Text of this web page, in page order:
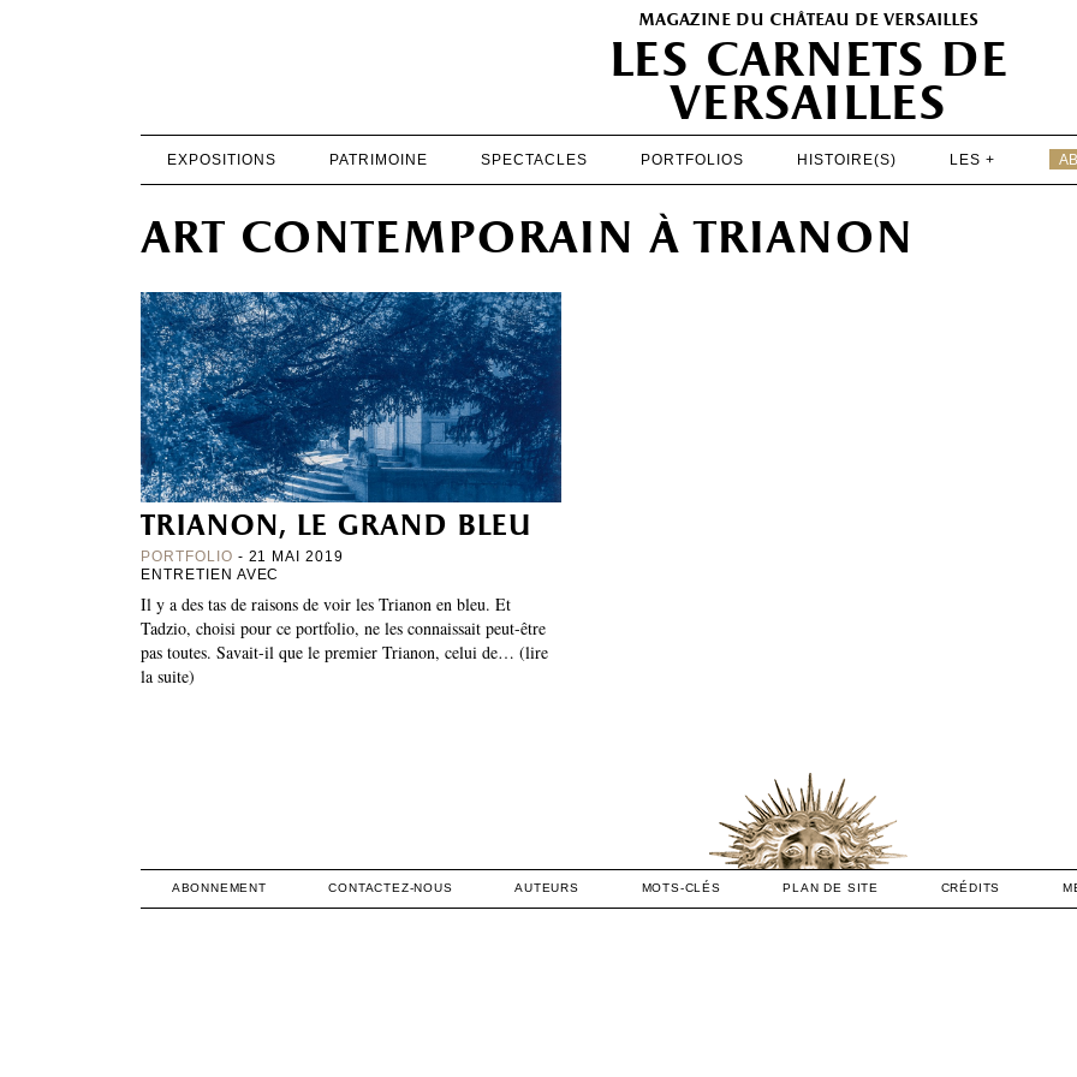
magazine du château de versailles
les carnets de
versailles
EXPOSITIONS PATRIMOINE SPECTACLES PORTFOLIOS HISTOIRE(S) LES +
PATRIMOINE
art contemporain à trianon
trianon, le grand bleu
PORTFOLIO - 21 MAI 2019
ENTRETIEN AVEC
Il y a des tas de raisons de voir les Trianon en bleu. Et
Tadzio, choisi pour ce portfolio, ne les connaissait peut-être
pas toutes. Savait-il que le premier Trianon, celui de… (lire
la suite)
ABONNEMENT CONTACTEZ-NOUS AUTEURS MOTS-CLÉS PLAN DE SITE CRÉDITS